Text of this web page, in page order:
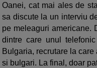
Oanei, cat mai ales de
sa discute la un interviu
pe meleaguri americane.
dintre care unul
Bulgaria, recrutare la
si bulgari. La final, doar